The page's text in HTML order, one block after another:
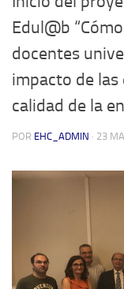
Edul@b
docentes
impacto de las
calidad de la
POR EHC_ADMIN · 23